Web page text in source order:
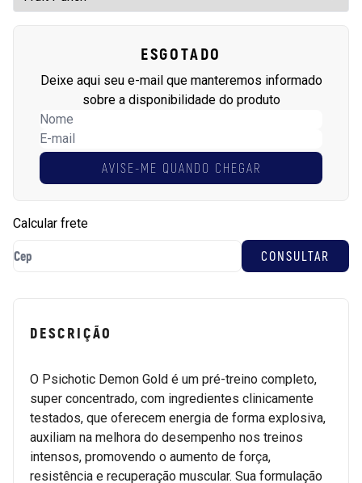
ESGOTADO
Deixe aqui seu e-mail que manteremos informado
sobre a disponibilidade do produto
AVISE-ME QUANDO CHEGAR
Calcular frete
DESCRIÇÃO
O Psichotic Demon Gold é um pré-treino completo,
super concentrado, com ingredientes clinicamente
testados, que oferecem energia de forma explosiva,
auxiliam na melhora do desempenho nos treinos
intensos, promovendo o aumento de força,
resistência e recuperação muscular. Sua formulação